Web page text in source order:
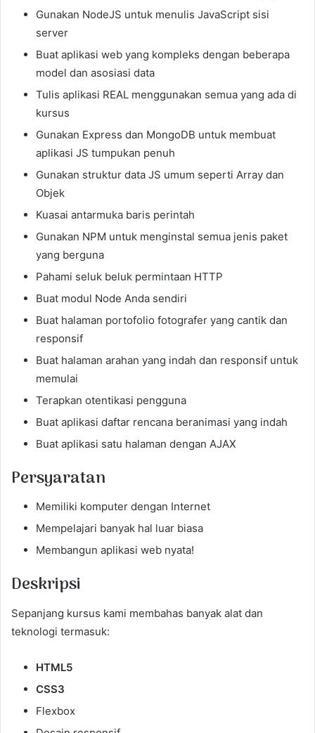
Gunakan NodeJS untuk menulis JavaScript sisi
server
Buat aplikasi web yang kompleks dengan beberapa
model dan asosiasi data
Tulis aplikasi REAL menggunakan semua yang ada di
kursus
Gunakan Express dan MongoDB untuk membuat
aplikasi JS tumpukan penuh
Gunakan struktur data JS umum seperti Array dan
Objek
Kuasai antarmuka baris perintah
Gunakan NPM untuk menginstal semua jenis paket
yang berguna
Pahami seluk beluk permintaan HTTP
Buat modul Node Anda sendiri
Buat halaman portofolio fotografer yang cantik dan
responsif
Buat halaman arahan yang indah dan responsif untuk
memulai
Terapkan otentikasi pengguna
Buat aplikasi daftar rencana beranimasi yang indah
Buat aplikasi satu halaman dengan AJAX
Persyaratan
Memiliki komputer dengan Internet
Mempelajari banyak hal luar biasa
Membangun aplikasi web nyata!
Deskripsi
Sepanjang kursus kami membahas banyak alat dan
teknologi termasuk:
HTML5
CSS3
Flexbox